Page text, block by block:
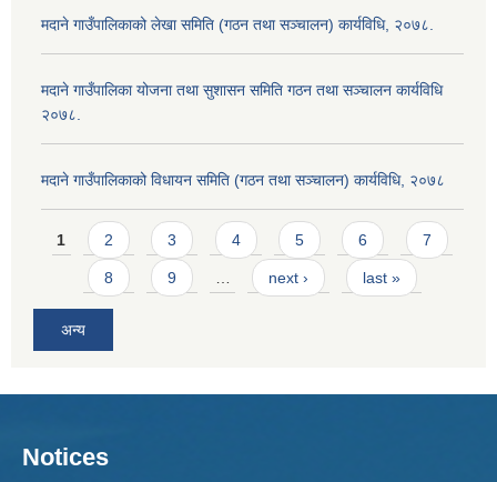
मदाने गाउँपालिकाको लेखा समिति (गठन तथा सञ्चालन) कार्यविधि, २०७८.
मदाने गाउँपालिका योजना तथा सुशासन समिति गठन तथा सञ्चालन कार्यविधि
२०७८.
मदाने गाउँपालिकाको विधायन समिति (गठन तथा सञ्चालन) कार्यविधि, २०७८
Pages
1 2 3 4 5 6 7
8 9 … next › last »
अन्य
Notices